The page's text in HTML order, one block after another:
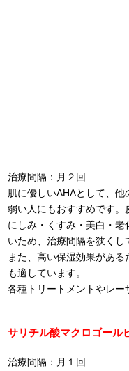
治療間隔：月２回
肌に優しいAHAとして、
弱い人にもおすすめです
にしみ・くすみ・美白・
いため、治療間隔を狭くし
また、高い保湿効果があ
も適しています。
各種トリートメントやレー
サリチル酸マクロゴール
治療間隔：月１回